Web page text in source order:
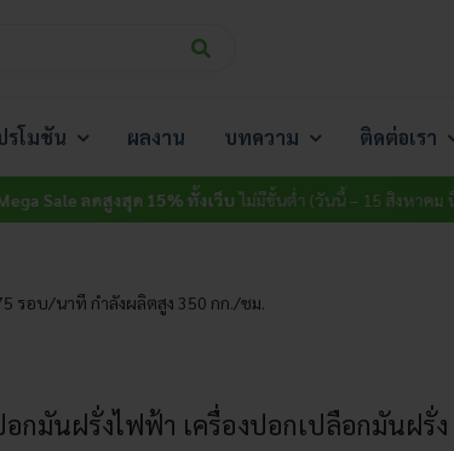
รโมชัน ผลงาน บทความ ติดต่อเรา
สูงสุด 15% ทั้งเว็บ ไม่มีขั้นต่ำ (วันนี้ – 15 สิงหาคม นี้ เท่านั้น)
รอบ/นาที กำลังผลิตสูง 350 กก./ชม.
อกมันฝรั่งไฟฟ้า เครื่องปอกเปลือกมันฝรั่